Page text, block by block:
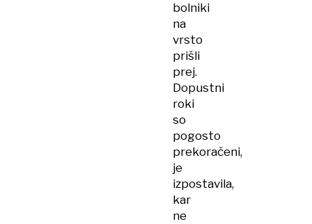
bolniki
na
vrsto
prišli
prej.
Dopustni
roki
so
pogosto
prekoračeni,
je
izpostavila,
kar
ne